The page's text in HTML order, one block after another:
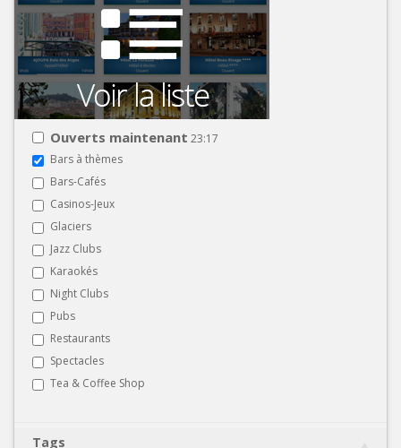
Ouverts maintenant 23:17
Bars à thèmes
Bars-Cafés
Casinos-Jeux
Glaciers
Jazz Clubs
Karaokés
Night Clubs
Pubs
Restaurants
Spectacles
Tea & Coffee Shop
Tags